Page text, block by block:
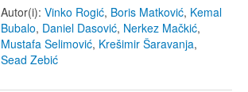
Autor(i): Vinko Rogić, Boris Matković, Kemal
Bubalo, Daniel Dasović, Nerkez Mačkić,
Mustafa Selimović, Krešimir Šaravanja,
Sead Zebić